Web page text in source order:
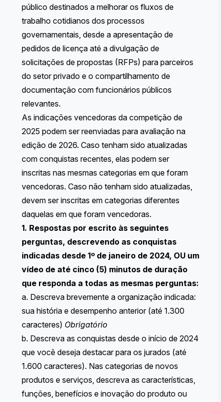
público destinados a melhorar os fluxos de
trabalho cotidianos dos processos
governamentais, desde a apresentação de
pedidos de licença até a divulgação de
solicitações de propostas (RFPs) para parceiros
do setor privado e o compartilhamento de
documentação com funcionários públicos
relevantes.
As indicações vencedoras da competição de
2025 podem ser reenviadas para avaliação na
edição de 2026. Caso tenham sido atualizadas
com conquistas recentes, elas podem ser
inscritas nas mesmas categorias em que foram
vencedoras. Caso não tenham sido atualizadas,
devem ser inscritas em categorias diferentes
daquelas em que foram vencedoras.
1. Respostas por escrito às seguintes
perguntas, descrevendo as conquistas
indicadas desde 1º de janeiro de 2024, OU um
vídeo de até cinco (5) minutos de duração
que responda a todas as mesmas perguntas:
a. Descreva brevemente a organização indicada:
sua história e desempenho anterior (até 1.300
caracteres) Obrigatório
b. Descreva as conquistas desde o início de 2024
que você deseja destacar para os jurados (até
1.600 caracteres). ​​Nas categorias de novos
produtos e serviços, descreva as características,
funções, benefícios e inovação do produto ou